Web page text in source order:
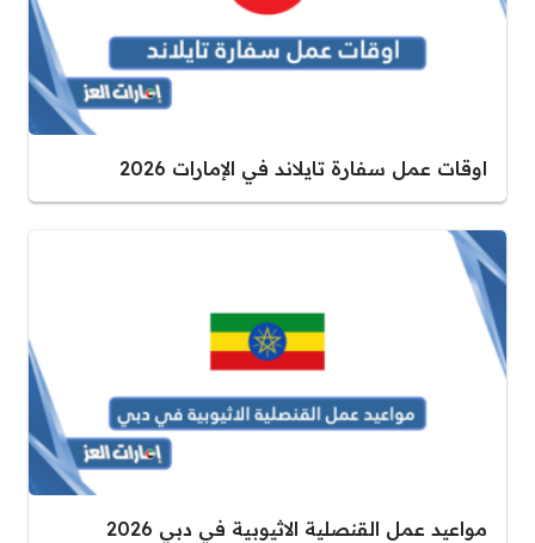
اوقات عمل سفارة تايلاند في الإمارات 2026
مواعيد عمل القنصلية الاثيوبية في دبي 2026